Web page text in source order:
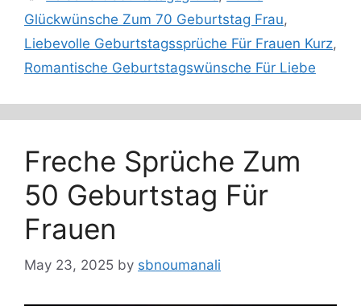
Glückwünsche Zum 70 Geburtstag Frau,
Liebevolle Geburtstagssprüche Für Frauen Kurz,
Romantische Geburtstagswünsche Für Liebe
Freche Sprüche Zum
50 Geburtstag Für
Frauen
May 23, 2025 by sbnoumanali